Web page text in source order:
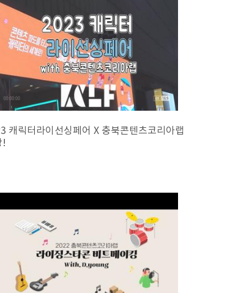
캐릭터라이선싱페어 X 충북콘텐츠코리아랩
!